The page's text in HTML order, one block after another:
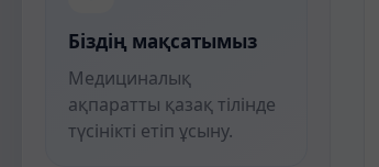
Біздің мақсатымыз
Медициналық
ақпаратты қазақ тілінде
түсінікті етіп ұсыну.